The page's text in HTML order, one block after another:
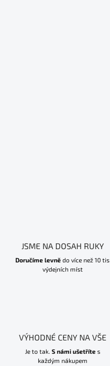
JSME NA DOSAH RUKY
Doručíme levně do více než 10 tis
výdejních míst
VÝHODNÉ CENY NA VŠE
Je to tak. S námi ušetřítes
každým nákupem